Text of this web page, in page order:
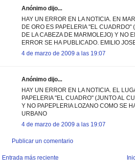
Anónimo dijo...
HAY UN ERROR EN LA NOTICIA. EN
DE ORO ES PAPELERIA "EL CUADRDO"
DE LA CABEZA DE MARMOLEJO) Y NO
ERROR SE HA PUBLICADO. EMILIO
4 de marzo de 2009 a las 19:07
Anónimo dijo...
HAY UN ERROR EN LA NOTICIA. EL
PAPELERIA "EL CUADRO" (JUNTO AL
Y NO PAPEPLERIA LOZANO COMO SE
URBANO
4 de marzo de 2009 a las 19:07
Publicar un comentario
Entrada más reciente